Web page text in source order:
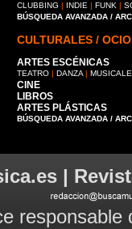
CLUBBING | INDIE | FUNK |
BÚSQUEDA AVANZADA /
CULTURALES / OCIO
ARTES ESCÉNICAS
TEATRO | DANZA |
CINE
LIBROS
ARTES PLÁSTICAS
BÚSQUEDA AVANZADA /
|